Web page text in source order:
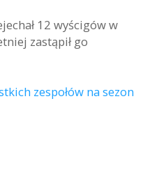
12 wyścigów w
zastąpił go
zespołów na sezon